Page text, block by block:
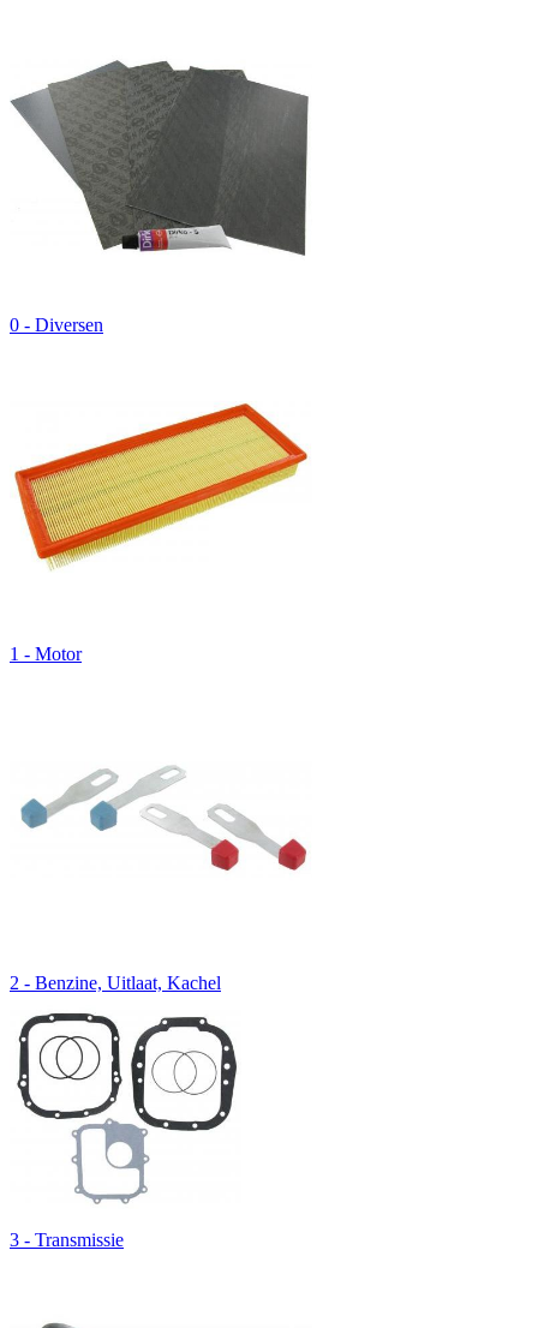
0 - Diversen
1 - Motor
2 - Benzine, Uitlaat, Kachel
3 - Transmissie